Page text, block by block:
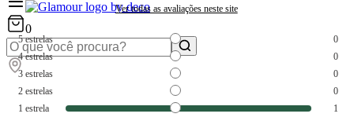
0
Ver todas as avaliações neste site
5estrelas
0
4estrelas
0
3 estrelas
0
2 estrelas
0
1 estrela 1